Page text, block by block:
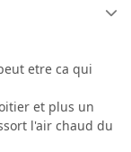
etre ca qui
et plus un
l'air chaud du